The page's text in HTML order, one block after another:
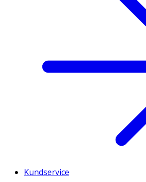
Kundservice